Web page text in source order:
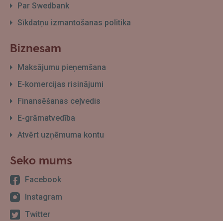
Par Swedbank
Sīkdatņu izmantošanas politika
Biznesam
Maksājumu pieņemšana
E-komercijas risinājumi
Finansēšanas ceļvedis
E-grāmatvedība
Atvērt uzņēmuma kontu
Seko mums
Facebook
Instagram
Twitter